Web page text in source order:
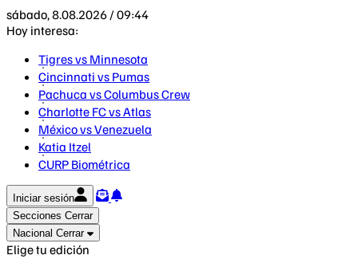
sábado, 8.08.2026 / 09:44
Hoy interesa:
Tigres vs Minnesota
Cincinnati vs Pumas
Pachuca vs Columbus Crew
Charlotte FC vs Atlas
México vs Venezuela
Katia Itzel
CURP Biométrica
Iniciar sesión
Secciones Cerrar
Nacional Cerrar
Elige tu edición